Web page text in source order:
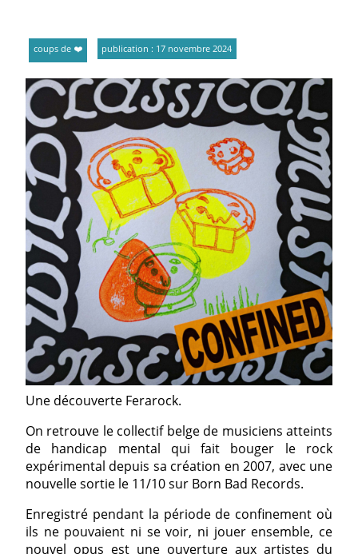
coups de ❤️ publication : 17 novembre 2024
Une découverte Ferarock.
On retrouve le collectif belge de musiciens atteints
de handicap mental qui fait bouger le rock
expérimental depuis sa création en 2007, avec une
nouvelle sortie le 11/10 sur Born Bad Records.
Enregistré pendant la période de confinement où
ils ne pouvaient ni se voir, ni jouer ensemble, ce
nouvel opus est une ouverture aux artistes du